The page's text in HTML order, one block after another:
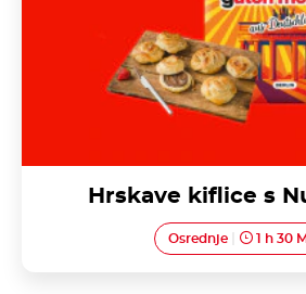
Hrskave kiflice s
Osrednje 1 h 30